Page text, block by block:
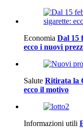
Economia Dal 15
ecco i nuovi
Salute Ritirata la
ecco il motivo
Informazioni utili